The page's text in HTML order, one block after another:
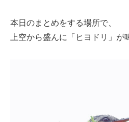
本日のまとめをする場所で、
上空から盛んに「ヒヨドリ」が